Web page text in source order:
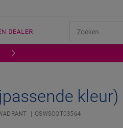
DEALER
kleur)
QSWSCOT03564